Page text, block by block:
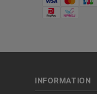
INFORMATION